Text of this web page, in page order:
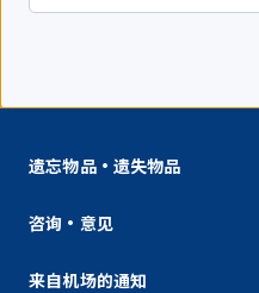
遗忘物品・遗失物品
咨询・意见
来自机场的通知